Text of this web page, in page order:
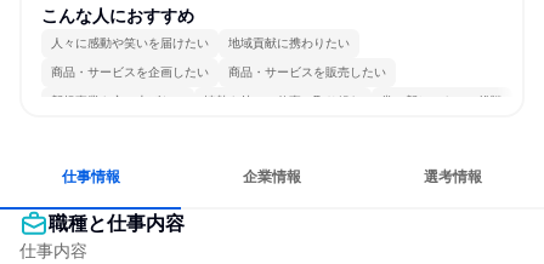
こんな人におすすめ
人々に感動や笑いを届けたい 地域貢献に携わりたい
商品・サービスを企画したい 商品・サービスを販売したい
新規事業を立ち上げたい 情熱を持って仕事に取り組む 常に新しいものに挑戦
仕事情報 企業情報 選考情報
職種と仕事内容
仕事内容